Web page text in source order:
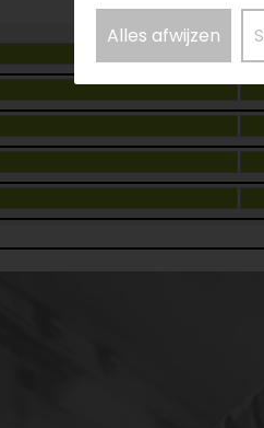
Alles afwijzen